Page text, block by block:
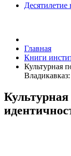
Десятилетие
Главная
Книги
Культурная